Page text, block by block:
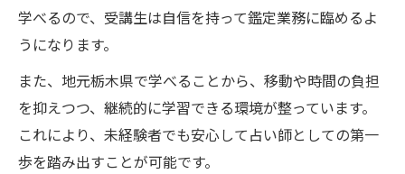
学べるので、受講生は自信を持って鑑定業務に臨めるよ
うになります。
また、地元栃木県で学べることから、移動や時間の負担
を抑えつつ、継続的に学習できる環境が整っています。
これにより、未経験者でも安心して占い師としての第一
歩を踏み出すことが可能です。